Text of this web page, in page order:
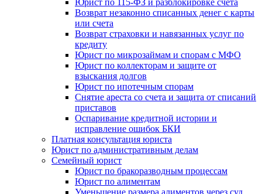
Юрист по 115-ФЗ и разблокировке счета
Возврат незаконно списанных денег с карты
или счета
Возврат страховки и навязанных услуг по
кредиту
Юрист по микрозаймам и спорам с МФО
Юрист по коллекторам и защите от
взыскания долгов
Юрист по ипотечным спорам
Снятие ареста со счета и защита от списаний
приставов
Оспаривание кредитной истории и
исправление ошибок БКИ
Платная консультация юриста
Юрист по административным делам
Семейный юрист
Юрист по бракоразводным процессам
Юрист по алиментам
Уменьшение размера алиментов через суд